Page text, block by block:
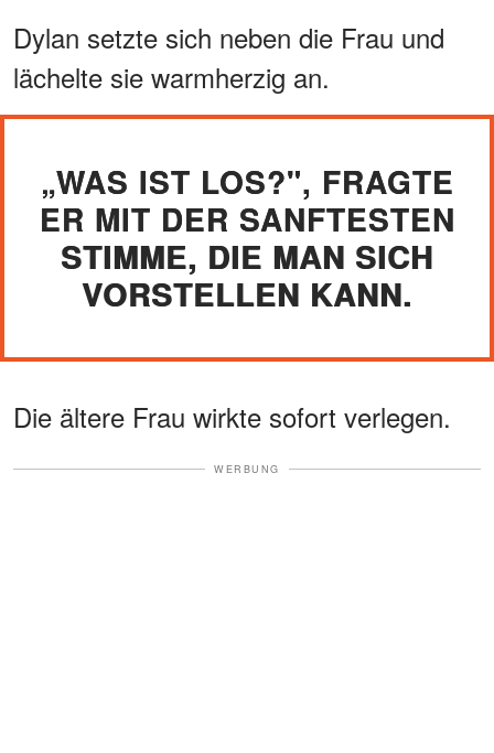
Dylan setzte sich neben die Frau und
lächelte sie warmherzig an.
„WAS IST LOS?", FRAGTE
ER MIT DER SANFTESTEN
STIMME, DIE MAN SICH
VORSTELLEN KANN.
Die ältere Frau wirkte sofort verlegen.
WERBUNG